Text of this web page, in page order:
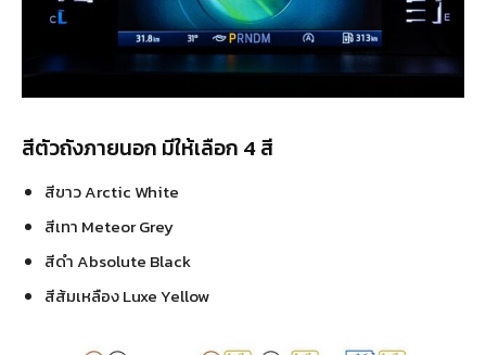
สีตัวถังภายนอก มีให้เลือก 4 สี
สีขาว Arctic White
สีเทา Meteor Grey
สีดำ Absolute Black
สีส้มเหลือง Luxe Yellow